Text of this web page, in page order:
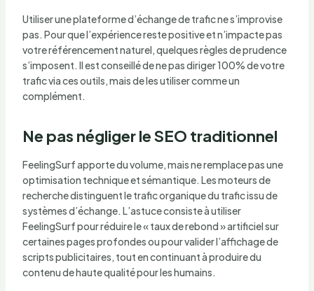
Utiliser une plateforme d’échange de trafic ne s’improvise
pas. Pour que l’expérience reste positive et n’impacte pas
votre référencement naturel, quelques règles de prudence
s’imposent. Il est conseillé de ne pas diriger 100% de votre
trafic via ces outils, mais de les utiliser comme un
complément.
Ne pas négliger le SEO traditionnel
FeelingSurf apporte du volume, mais ne remplace pas une
optimisation technique et sémantique. Les moteurs de
recherche distinguent le trafic organique du trafic issu de
systèmes d’échange. L’astuce consiste à utiliser
FeelingSurf pour réduire le « taux de rebond » artificiel sur
certaines pages profondes ou pour valider l’affichage de
scripts publicitaires, tout en continuant à produire du
contenu de haute qualité pour les humains.